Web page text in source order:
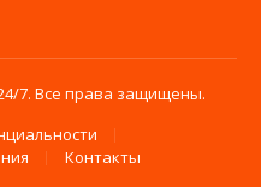
7. Все права защищены.
Контакты